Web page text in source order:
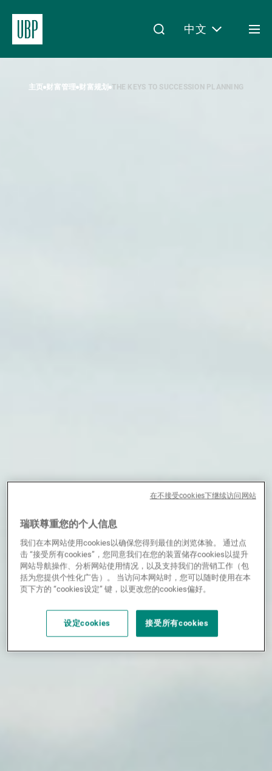
My Access
Linkedin
Instagram
X Facebook
Youtube
WeChat
Spotify
中文
主页 财富管理 财富规划 THE KEYS TO SUCCESSION PLANNING
瑞联尊重您的个人信息
我们在本网站使用cookies以确保您得到最佳的浏览体验。 通过点
击 “接受所有cookies”，您同意我们在您的装置储存cookies以提升
网站导航操作、分析网站使用情况，以及支持我们的营销工作（包
括为您提供个性化广告）。 当访问本网站时，您可以随时使用在本
页下方的 “cookies设定” 键，以更改您的cookies偏好。
设定cookies 接受所有cookies
在不接受cookies下继续访问网站